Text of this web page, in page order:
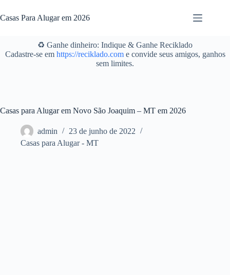
para
o
Casas Para Alugar em 2026
♻️ Ganhe dinheiro: Indique & Ganhe Reciklado
Cadastre-se em https://reciklado.come convide seus amigos, ganhos
sem limites.
Casas para Alugar em Novo São Joaquim – MT em 2026
admin
23 de junho de 2022
Casas para Alugar - MT